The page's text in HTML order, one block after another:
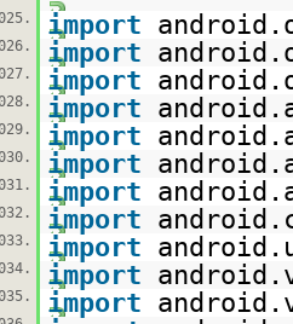
import
import
import
import
import
import
import
import
import
import
import